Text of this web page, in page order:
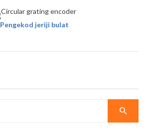
Pengekod jeriji bulat